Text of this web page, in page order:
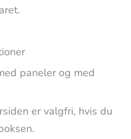
paneler og med
er valgfri, hvis du